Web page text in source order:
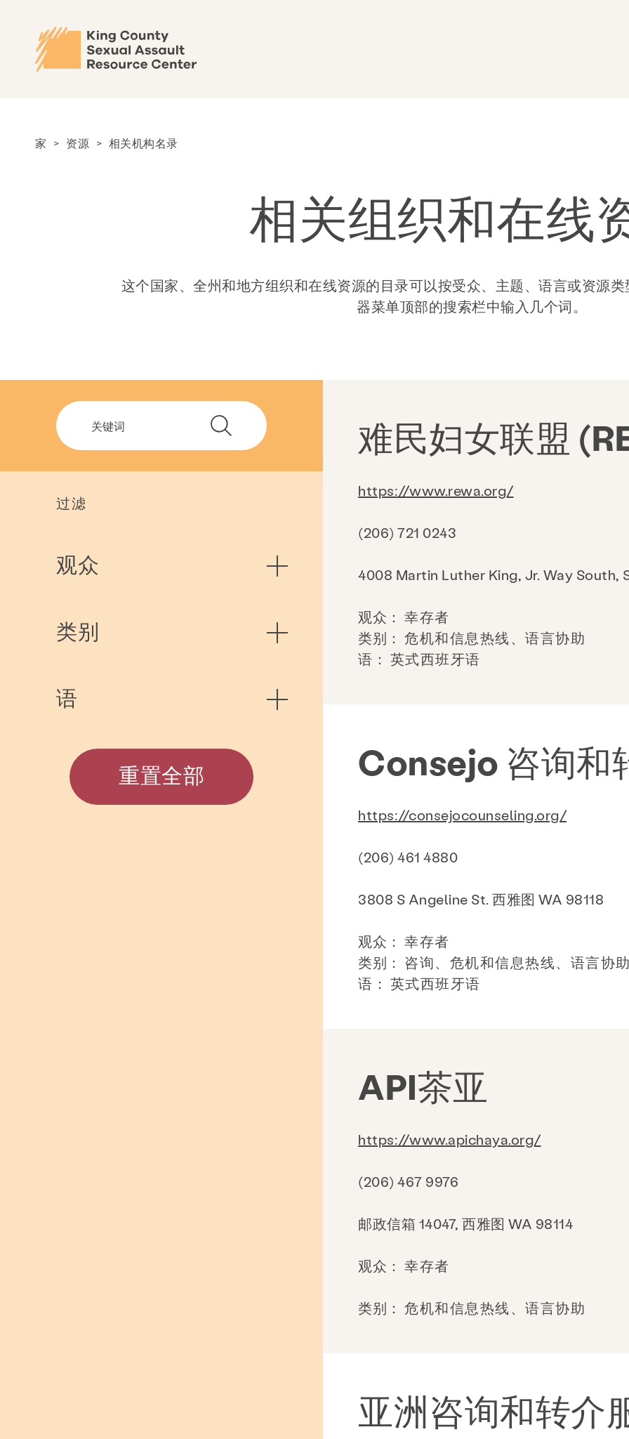
家 > 资源 > 相关机构名录
相关组织和在线
这个国家、全州和地方组织和在线资源的目录可以按受众、主题、语言或资源
器菜单顶部的搜索栏中输入几个词。
过滤
观众
类别
语
重置全部
难民妇女联盟
https://www.rewa.org/
(206) 721 0243
4008 Martin Luther King, Jr. Way South,
观众： 幸存者
类别： 危机和信息热线、语言协助
语： 英式西班牙语
Consejo 咨询和
https://consejocounseling.org/
(206) 461 4880
3808 S Angeline St. 西雅图 WA 98118
观众： 幸存者
类别： 咨询、危机和信息热线、语言协
语： 英式西班牙语
API茶亚
https://www.apichaya.org/
(206) 467 9976
邮政信箱 14047, 西雅图 WA 98114
观众： 幸存者
类别： 危机和信息热线、语言协助
亚洲咨询和转介